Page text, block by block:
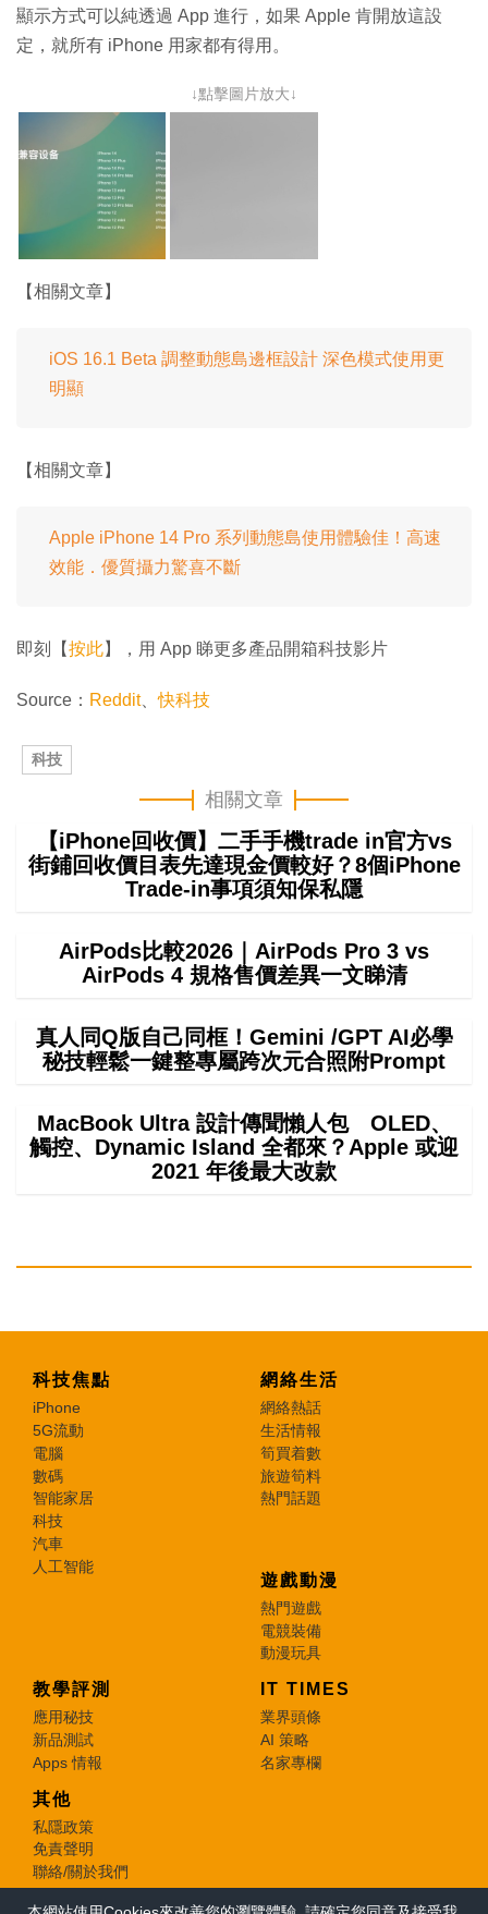
顯示方式可以純透過 App 進行，如果 Apple 肯開放這設
定，就所有 iPhone 用家都有得用。
↓點擊圖片放大↓
【相關文章】
iOS 16.1 Beta 調整動態島邊框設計 深色模式使用更
明顯
【相關文章】
Apple iPhone 14 Pro 系列動態島使用體驗佳！高速
效能．優質攝力驚喜不斷
即刻【按此】，用 App 睇更多產品開箱科技影片
Source： Reddit、快科技
科技
相關文章
【iPhone回收價】二手手機trade in官方vs
街鋪回收價目表先達現金價較好？8個iPhone
Trade-in事項須知保私隱
AirPods比較2026｜AirPods Pro 3 vs
AirPods 4 規格售價差異一文睇清
真人同Q版自己同框！Gemini /GPT AI必學
秘技輕鬆一鍵整專屬跨次元合照附Prompt
MacBook Ultra 設計傳聞懶人包 OLED、
觸控、Dynamic Island 全都來？Apple 或迎
2021 年後最大改款
科技焦點
iPhone
5G流動
電腦
數碼
智能家居
科技
汽車
人工智能
網絡生活
網絡熱話
生活情報
筍買着數
旅遊筍料
熱門話題
遊戲動漫
熱門遊戲
電競裝備
動漫玩具
教學評測
應用秘技
新品測試
Apps 情報
IT TIMES
業界頭條
AI 策略
名家專欄
其他
私隱政策
免責聲明
聯絡/關於我們